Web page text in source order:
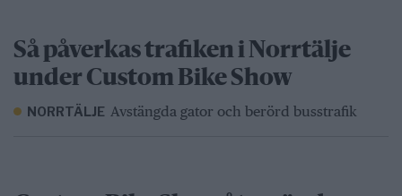
Så påverkas trafiken i Norrtälje
under Custom Bike Show
NORRTÄLJE Avstängda gator och berörd busstrafik